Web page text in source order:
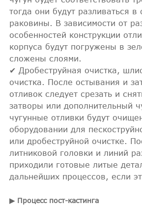
тогда они будут разливаться
раковины. В зависимости от
особенностей конструкции
корпуса будут погружены в
сложены слоями.
✔ Дробеструйная очистка,
очистка. После остывания и
отливок следует срезать и
затворы или дополнительный
чугунные отливки будут
оборудовании для
или дробеструйной очистке.
литниковой головки и линий
приходили готовые литые
дальнейших процессов, если
▶ Процесс пост-кастинга